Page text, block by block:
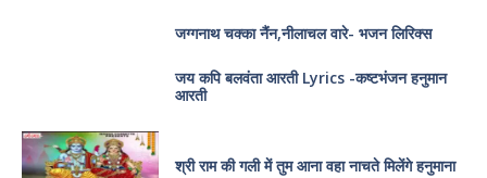
जग्गनाथ चक्का नैंन,नीलाचल वारे- भजन लिरिक्स
जय कपि बलवंता आरती Lyrics -कष्टभंजन हनुमान
आरती
श्री राम की गली में तुम आना वहा नाचते मिलेंगे हनुमाना